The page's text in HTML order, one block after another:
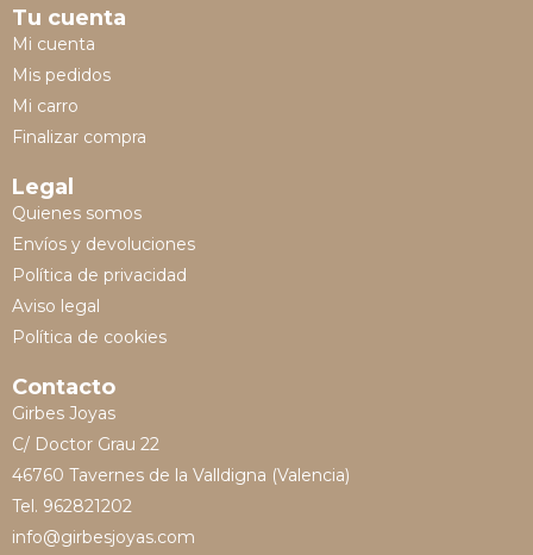
Tu cuenta
Mi cuenta
Mis pedidos
Mi carro
Finalizar compra
Legal
Quienes somos
Envíos y devoluciones
Política de privacidad
Aviso legal
Política de cookies
Contacto
Girbes Joyas
C/ Doctor Grau 22
46760 Tavernes de la Valldigna (Valencia)
Tel. 962821202
info@girbesjoyas.com